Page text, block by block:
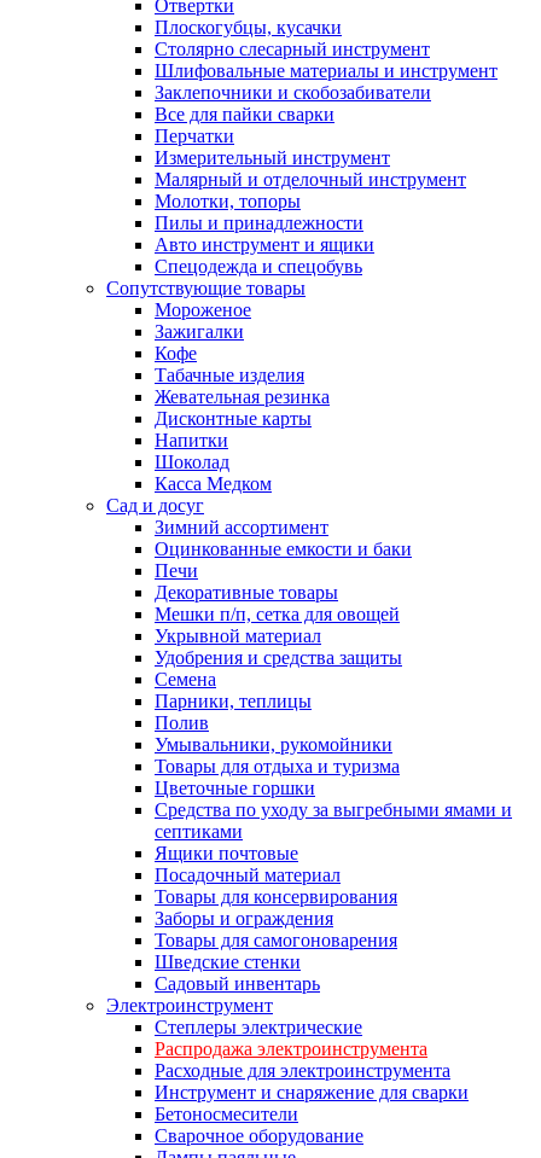
Отвертки
Плоскогубцы, кусачки
Столярно слесарный инструмент
Шлифовальные материалы и инструмент
Заклепочники и скобозабиватели
Все для пайки сварки
Перчатки
Измерительный инструмент
Малярный и отделочный инструмент
Молотки, топоры
Пилы и принадлежности
Авто инструмент и ящики
Спецодежда и спецобувь
Сопутствующие товары
Мороженое
Зажигалки
Кофе
Табачные изделия
Жевательная резинка
Дисконтные карты
Напитки
Шоколад
Касса Медком
Сад и досуг
Зимний ассортимент
Оцинкованные емкости и баки
Печи
Декоративные товары
Мешки п/п, сетка для овощей
Укрывной материал
Удобрения и средства защиты
Семена
Парники, теплицы
Полив
Умывальники, рукомойники
Товары для отдыха и туризма
Цветочные горшки
Средства по уходу за выгребными ямами и
септиками
Ящики почтовые
Посадочный материал
Товары для консервирования
Заборы и ограждения
Товары для самогоноварения
Шведские стенки
Садовый инвентарь
Электроинструмент
Степлеры электрические
Распродажа электроинструмента
Расходные для электроинструмента
Инструмент и снаряжение для сварки
Бетоносмесители
Сварочное оборудование